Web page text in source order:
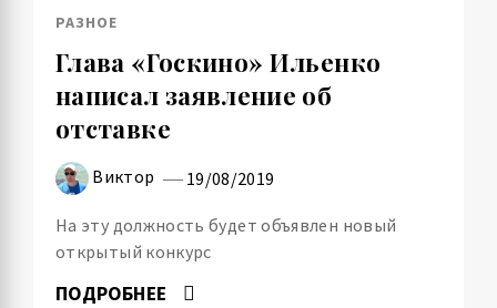
РАЗНОЕ
Глава «Госкино» Ильенко
написал заявление об
отставке
Виктор 19/08/2019
На эту должность будет объявлен новый
открытый конкурс
ПОДРОБНЕЕ